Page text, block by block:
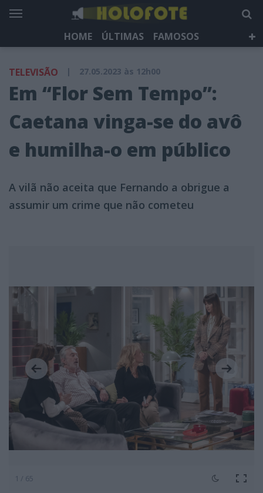
HOME ÚLTIMAS
FAMOSOS
HOLOFOTE TV
NEWSLETTER
TELEVISÃO | 27.05.2023 às 12h00
Em “Flor Sem Tempo”:
Caetana vinga-se do avô
e humilha-o em público
A vilã não aceita que Fernando a obrigue a
assumir um crime que não cometeu
1 / 65